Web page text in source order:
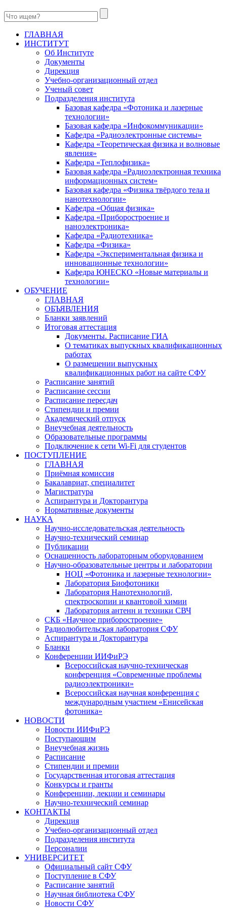
ГЛАВНАЯ
ИНСТИТУТ
Об Институте
Документы
Дирекция
Учебно-организационный отдел
Ученый совет
Подразделения института
Базовая кафедра «Фотоника и лазерные
технологии»
Базовая кафедра «Инфокоммуникации»
Кафедра «Радиоэлектронные системы»
Кафедра «Теоретическая физика и волновые
явления»
Кафедра «Теплофизика»
Базовая кафедра «Радиоэлектронная техника
информационных систем»
Базовая кафедра «Физика твёрдого тела и
нанотехнологии»
Кафедра «Общая физика»
Кафедра «Приборостроение и
наноэлектроника»
Кафедра «Радиотехника»
Кафедра «Физика»
Кафедра «Экспериментальная физика и
инновационные технологии»
Кафедра ЮНЕСКО «Новые материалы и
технологии»
ОБУЧЕНИЕ
ГЛАВНАЯ
ОБЪЯВЛЕНИЯ
Бланки заявлений
Итоговая аттестация
Документы. Расписание ГИА
О тематиках выпускных квалификационных
работах
О размещении выпускных
квалификационных работ на сайте СФУ
Расписание занятий
Расписание сессии
Расписание пересдач
Стипендии и премии
Академический отпуск
Внеучебная деятельность
Образовательные программы
Подключение к сети Wi-Fi для студентов
ПОСТУПЛЕНИЕ
ГЛАВНАЯ
Приёмная комиссия
Бакалавриат, специалитет
Магистратура
Аспирантура и Докторантура
Нормативные документы
НАУКА
Научно-исследовательская деятельность
Научно-технический семинар
Публикации
Оснащенность лабораторным оборудованием
Научно-образовательные центры и лаборатории
НОЦ «Фотоника и лазерные технологии»
Лаборатория Биофотоники
Лаборатория Нанотехнологий,
спектроскопии и квантовой химии
Лаборатория антенн и техники СВЧ
СКБ «Научное приборостроение»
Радиолюбительская лаборатория СФУ
Аспирантура и Докторантура
Бланки
Конференции ИИФиРЭ
Всероссийская научно-техническая
конференция «Современные проблемы
радиоэлектроники»
Всероссийская научная конференция с
международным участием «Енисейская
фотоника»
НОВОСТИ
Новости ИИФиРЭ
Поступающим
Внеучебная жизнь
Расписание
Стипендии и премии
Государственная итоговая аттестация
Конкурсы и гранты
Конференции, лекции и семинары
Научно-технический семинар
КОНТАКТЫ
Дирекция
Учебно-организационный отдел
Подразделения института
Персоналии
УНИВЕРСИТЕТ
Официальный сайт СФУ
Поступление в СФУ
Расписание занятий
Научная библиотека СФУ
Новости СФУ